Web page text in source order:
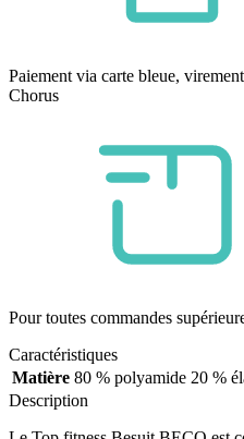
Paiement via carte bleue,
Chorus
Pour toutes commandes
Caractéristiques
Matière 80 % polyamide 20 %
Description